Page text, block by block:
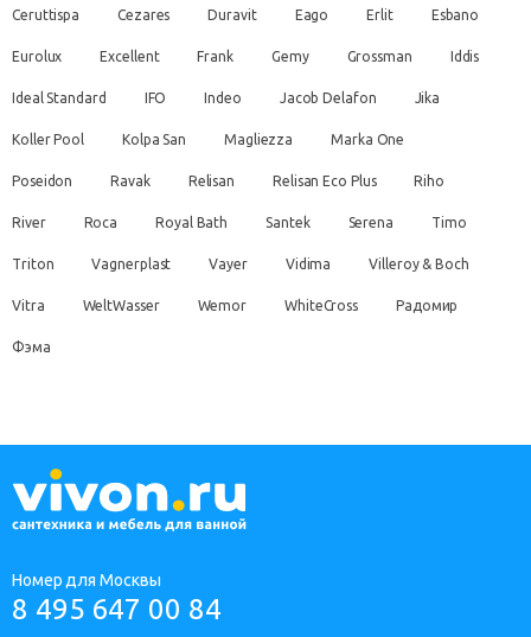
Ceruttispa Cezares Duravit Eago Erlit Esbano
Eurolux Excellent Frank Gemy Grossman Iddis
Ideal Standard IFO Indeo Jacob Delafon Jika
Koller Pool Kolpa San Magliezza Marka One
Poseidon Ravak Relisan Relisan Eco Plus Riho
River Roca Royal Bath Santek Serena Timo
Triton Vagnerplast Vayer Vidima Villeroy & Boch
Vitra WeltWasser Wemor WhiteCross Радомир
Фэма
Номер для Москвы
8 495 647 00 84